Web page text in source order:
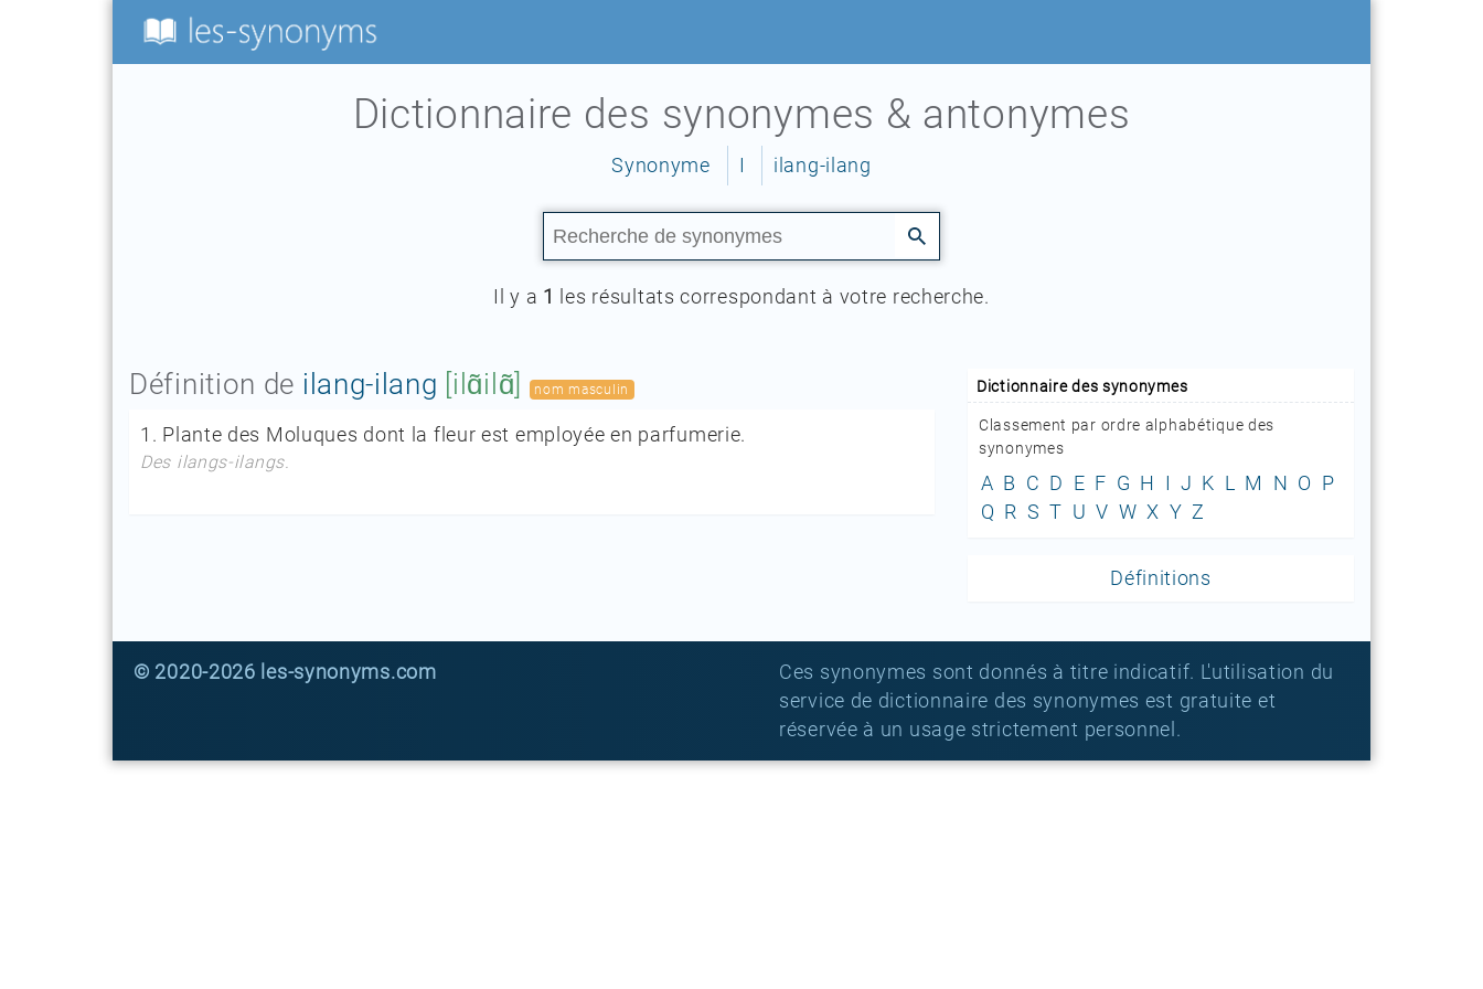
Dictionnaire des synonymes & antonymes
Synonyme I ilang-ilang
Il y a 1 les résultats correspondant à votre recherche.
Définition de ilang-ilang [ilɑ̃ilɑ̃] nom masculin
1. Plante des Moluques dont la fleur est employée en parfumerie.
Des ilangs-ilangs.
Dictionnaire des synonymes
Classement par ordre alphabétique des
synonymes
A B C D E F G H I J K L M N O P
Q R S T U V W X Y Z
Définitions
© 2020-2026 les-synonyms.com
Ces synonymes sont donnés à titre indicatif. L'utilisation du
service de dictionnaire des synonymes est gratuite et
réservée à un usage strictement personnel.